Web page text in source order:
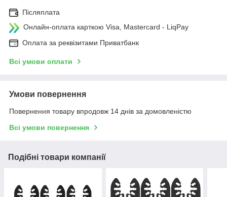
Післяплата
Онлайн-оплата карткою Visa, Mastercard - LiqPay
Оплата за реквізитами Приватбанк
Всі умови оплати
Умови повернення
Повернення товару впродовж 14 днів за домовленістю
Всі умови повернення
Подібні товари компанії